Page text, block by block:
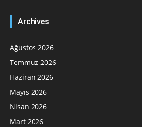
Archives
Ağustos 2026
Temmuz 2026
Haziran 2026
Mayıs 2026
Nisan 2026
Mart 2026